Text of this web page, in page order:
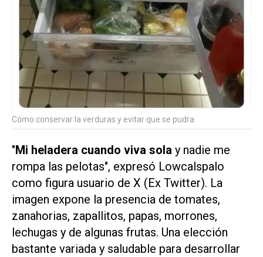
Cómo conservar la verduras y evitar que se pudra
"Mi heladera cuando viva sola y nadie me
rompa las pelotas", expresó Lowcalspalo
como figura usuario de X (Ex Twitter). La
imagen expone la presencia de tomates,
zanahorias, zapallitos, papas, morrones,
lechugas y de algunas frutas. Una elección
bastante variada y saludable para desarrollar